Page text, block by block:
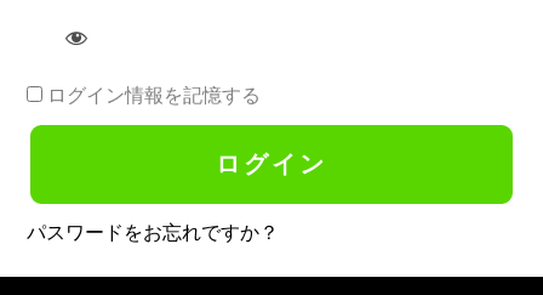
ログイン情報を記憶する
パスワードをお忘れですか？